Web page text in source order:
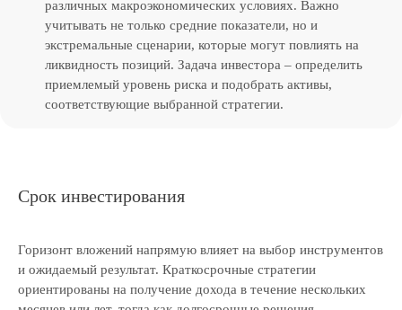
различных макроэкономических условиях. Важно
учитывать не только средние показатели, но и
экстремальные сценарии, которые могут повлиять на
ликвидность позиций. Задача инвестора – определить
приемлемый уровень риска и подобрать активы,
соответствующие выбранной стратегии.
Срок инвестирования
Горизонт вложений напрямую влияет на выбор инструментов
и ожидаемый результат. Краткосрочные стратегии
ориентированы на получение дохода в течение нескольких
Перезвоним и поможем
решить вашу задачу